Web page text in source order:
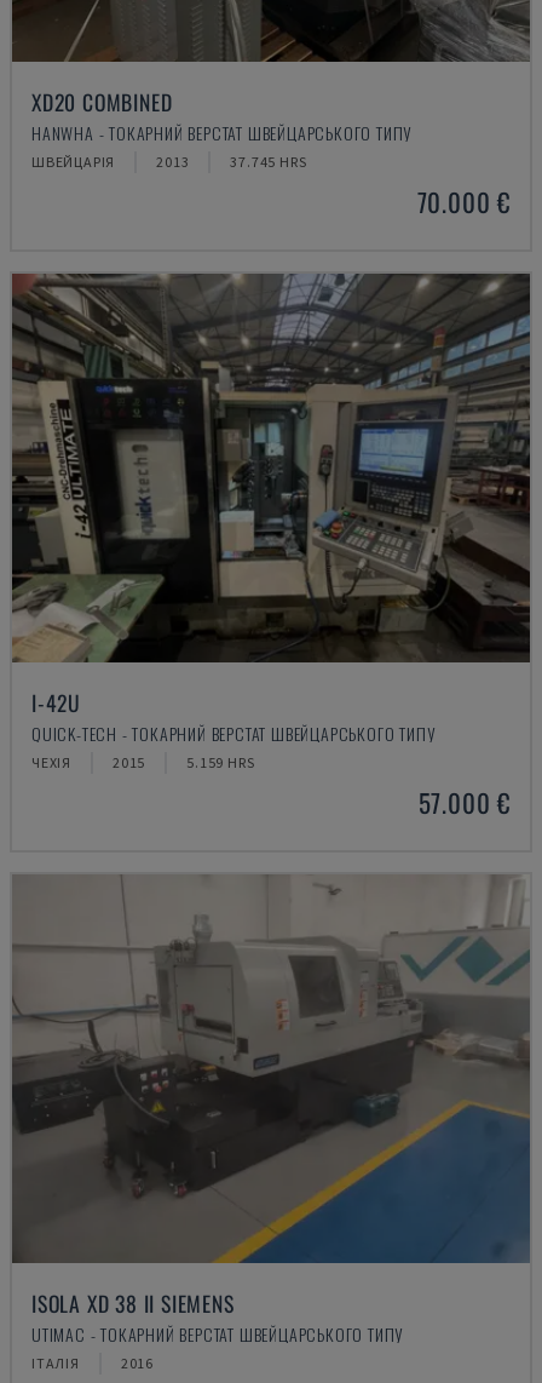
XD20 COMBINED
HANWHA - ТОКАРНИЙ ВЕРСТАТ ШВЕЙЦАРСЬКОГО ТИПУ
ШВЕЙЦАРІЯ 2013 37.745 HRS
70.000 €
I-42U
QUICK-TECH - ТОКАРНИЙ ВЕРСТАТ ШВЕЙЦАРСЬКОГО ТИПУ
ЧЕХІЯ 2015 5.159 HRS
57.000 €
ISOLA XD 38 II SIEMENS
UTIMAC - ТОКАРНИЙ ВЕРСТАТ ШВЕЙЦАРСЬКОГО ТИПУ
ІТАЛІЯ 2016